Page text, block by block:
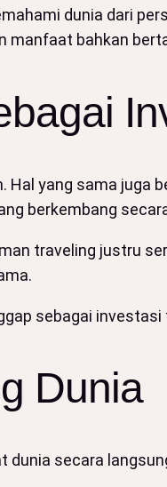
dunia dari
bahkan
yang sama juga
berkembang
traveling justru
sebagai
Dunia
secara